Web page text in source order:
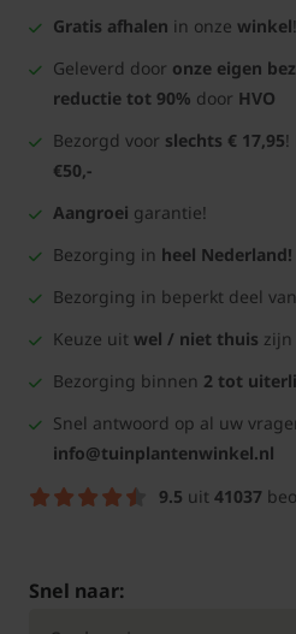
Gratis afhalen in onze winkel!
Geleverd door onze eigen
reductie tot 90% door HVO
Bezorgd voor slechts € 17,95!
€50,-
Aangroei garantie!
Bezorging in heel Nederland!
Bezorging in beperkt deel van
Keuze uit wel / niet thuis
Bezorging binnen 2 tot
Snel antwoord op al uw
info@tuinplantenwinkel.nl
9.5 uit 41037
Snel naar: